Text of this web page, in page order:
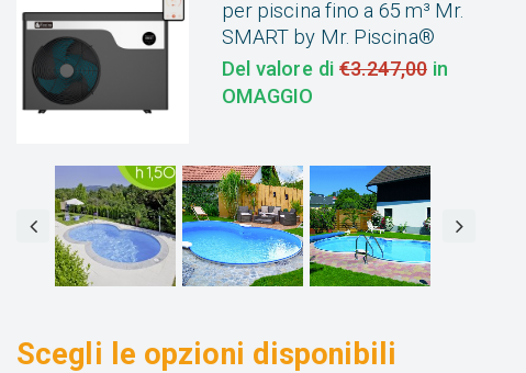
per piscina fino a 65 m³ Mr.
SMART by Mr. Piscina®
Del valore di€3.247,00in
OMAGGIO
Scegli le opzioni disponibili